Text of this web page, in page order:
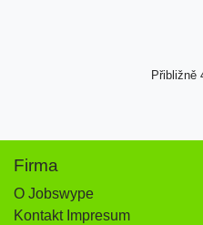
Přibližně
Firma
O Jobswype
Kontakt Impresum